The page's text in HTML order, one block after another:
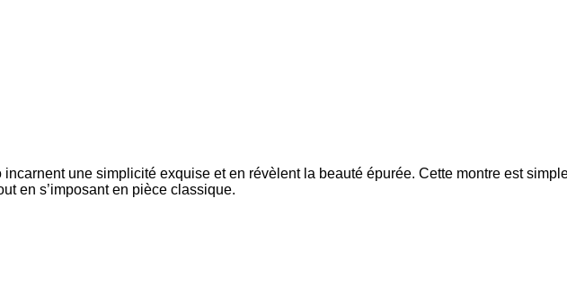
une simplicité exquise et en révèlent la beauté épurée. Cette montre est
en s’imposant en pièce classique.